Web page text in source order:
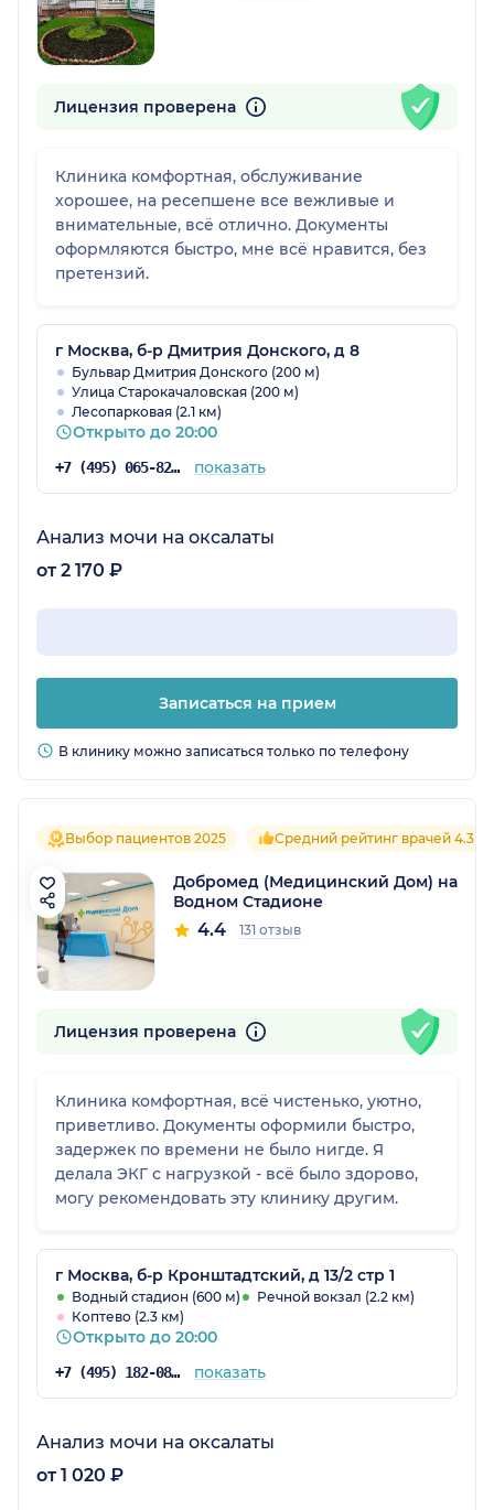
Лицензия проверена
Клиника комфортная, обслуживание
хорошее, на ресепшене все вежливые и
внимательные, всё отлично. Документы
оформляются быстро, мне всё нравится, без
претензий.
г Москва, б-р Дмитрия Донского, д 8
Бульвар Дмитрия Донского (200 м)
Улица Старокачаловская (200 м)
Лесопарковая (2.1 км)
Открыто до 20:00
+7 (495) 065-82-06 показать
Анализ мочи на оксалаты
от 2 170 ₽
Записаться на прием
В клинику можно записаться только по телефону
Выбор пациентов 2025 Средний рейтинг врачей 4.3
Добромед (Медицинский Дом) на
Водном Стадионе
4.4 131 отзыв
Лицензия проверена
Клиника комфортная, всё чистенько, уютно,
приветливо. Документы оформили быстро,
задержек по времени не было нигде. Я
делала ЭКГ с нагрузкой - всё было здорово,
могу рекомендовать эту клинику другим.
г Москва, б-р Кронштадтский, д 13/2 стр 1
Водный стадион (600 м)
Речной вокзал (2.2 км)
Коптево (2.3 км)
Открыто до 20:00
+7 (495) 182-08-53 показать
Анализ мочи на оксалаты
от 1 020 ₽